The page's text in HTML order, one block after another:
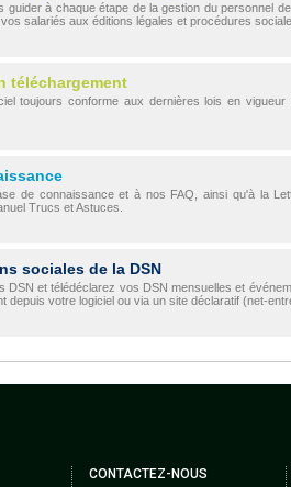
guider à chaque étape de la gestion du personnel
salariés aux éditions légales et procédures
téléchargement
toujours conforme aux dernières lois en vigueur
de connaissance et à nos FAQ, ainsi qu'à la
Trucs et Astuces.
sociales de la DSN
DSN et télédéclarez vos DSN mensuelles et
depuis votre logiciel ou via un site déclaratif (net-
CONTACTEZ-NOUS